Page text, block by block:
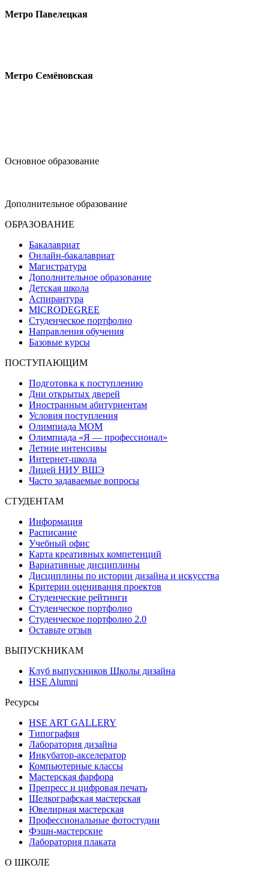
Метро Павелецкая
Метро Семёновская
Основное образование
Дополнительное образование
ОБРАЗОВАНИЕ
Бакалавриат
Онлайн-бакалавриат
Магистратура
Дополнительное образование
Детская школа
Аспирантура
MICRODEGREE
Студенческое портфолио
Направления обучения
Базовые курсы
ПОСТУПАЮЩИМ
Подготовка к поступлению
Дни открытых дверей
Иностранным абитуриентам
Условия поступления
Олимпиада МОМ
Олимпиада «Я — профессионал»
Летние интенсивы
Интернет-школа
Лицей НИУ ВШЭ
Часто задаваемые вопросы
СТУДЕНТАМ
Информация
Расписание
Учебный офис
Карта креативных компетенций
Вариативные дисциплины
Дисциплины по истории дизайна и искусства
Критерии оценивания проектов
Студенческие рейтинги
Студенческое портфолио
Студенческое портфолио 2.0
Оставьте отзыв
ВЫПУСКНИКАМ
Клуб выпускников Школы дизайна
HSE Alumni
Ресурсы
HSE ART GALLERY
Типография
Лаборатория дизайна
Инкубатор-акселератор
Компьютерные классы
Мастерская фарфора
Препресс и цифровая печать
Шелкографская мастерская
Ювелирная мастерская
Профессиональные фотостудии
Фэшн-мастерские
Лаборатория плаката
О ШКОЛЕ